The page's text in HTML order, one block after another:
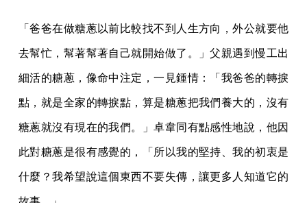
「爸爸在做糖蔥以前比較找不到人生方向，外公就要他
去幫忙，幫著幫著自己就開始做了。」父親遇到慢工出
細活的糖蔥，像命中注定，一見鍾情：「我爸爸的轉捩
點，就是全家的轉捩點，算是糖蔥把我們養大的，沒有
糖蔥就沒有現在的我們。」卓韋同有點感性地說，他因
此對糖蔥是很有感覺的，「所以我的堅持、我的初衷是
什麼？我希望說這個東西不要失傳，讓更多人知道它的